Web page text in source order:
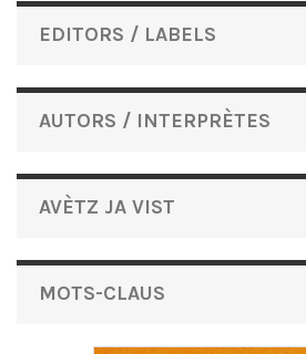
EDITORS / LABELS
AUTORS / INTERPRÈTES
AVÈTZ JA VIST
MOTS-CLAUS